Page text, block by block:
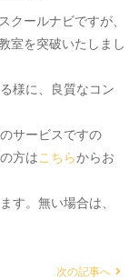
クールナビですが、
室を突破いたしまし
様に、良質なコン
サービスですの
方はこちらからお
す。無い場合は、
次の記事へ